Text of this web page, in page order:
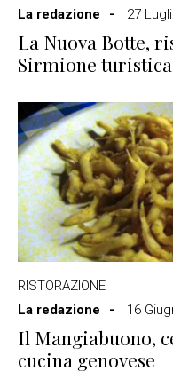
La redazione
27
La Nuova Botte,
Sirmione turistica
RISTORAZIONE
La redazione
16
Il Mangiabuono,
cucina genovese